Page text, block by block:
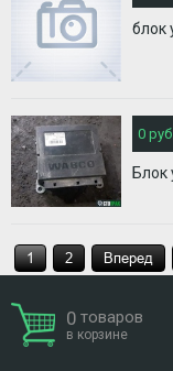
блок
0 руб.
Блок
1 2 Вперед
0 товаров
в корзине